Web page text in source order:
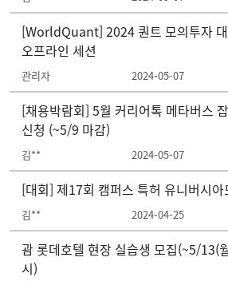
[WorldQuant] 2024 퀀트 모의투자
오프라인 세션
관리자 2024-05-07
[채용박람회] 5월 커리어톡 메타버스
신청 (~5/9 마감)
김** 2024-05-07
[대회] 제17회 캠퍼스 특허 유니버시아
김** 2024-04-25
괌 롯데호텔 현장 실습생 모집(~5/13(
시)